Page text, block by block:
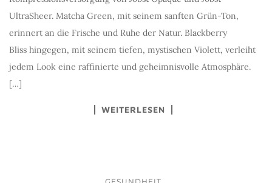
UltraSheer. Matcha Green, mit seinem sanften Grün-Ton,
erinnert an die Frische und Ruhe der Natur. Blackberry
Bliss hingegen, mit seinem tiefen, mystischen Violett, verleiht
jedem Look eine raffinierte und geheimnisvolle Atmosphäre.
[…]
WEITERLESEN